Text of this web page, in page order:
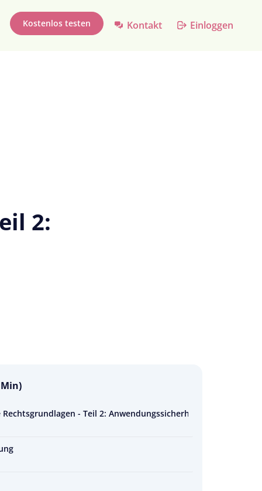
Kostenlos testen Kontakt Einloggen
2:
- Teil 2: Anwendungssicherheit für